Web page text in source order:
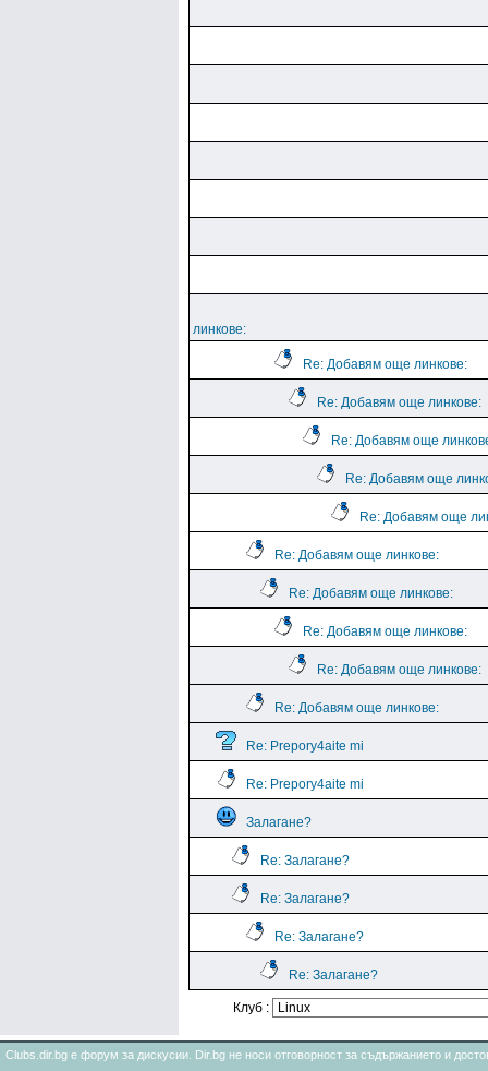
линкове:
Re: Добавям още линкове:
Re: Добавям още линкове:
Re: Добавям още
Re: Добавям още
Re: Добавям още
Re: Добавям още линкове:
Re: Добавям още линкове:
Re: Добавям още линкове:
Re: Добавям още линкове:
Re: Добавям още линкове:
Re: Prepory4aite mi
Re: Prepory4aite mi
Залагане?
Re: Залагане?
Re: Залагане?
Re: Залагане?
Re: Залагане?
Клуб :
Clubs.dir.bg е форум за дискусии. Dir.bg не носи отговорност за съдържанието и